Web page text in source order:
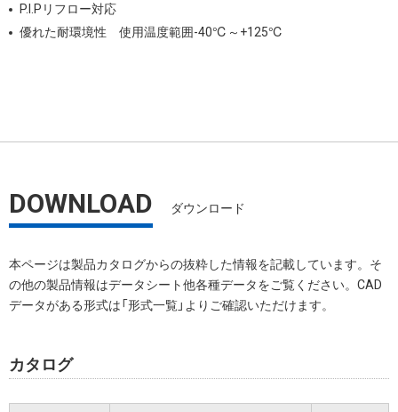
P.I.Pリフロー対応
優れた耐環境性 使用温度範囲-40℃～+125℃
DOWNLOAD ダウンロード
本ページは製品カタログからの抜粋した情報を記載しています。そ
の他の製品情報はデータシート他各種データをご覧ください。CAD
データがある形式は「形式一覧」よりご確認いただけます。
カタログ